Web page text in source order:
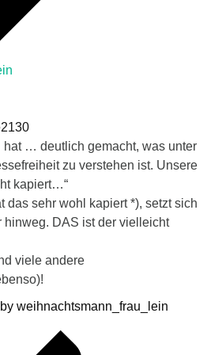
… deutlich gemacht, was unter
zu verstehen ist. Unsere
kapiert…“
das sehr wohl kapiert *), setzt sich
hinweg. DAS ist der vielleicht
viele andere
weihnachtsmann_frau_lein